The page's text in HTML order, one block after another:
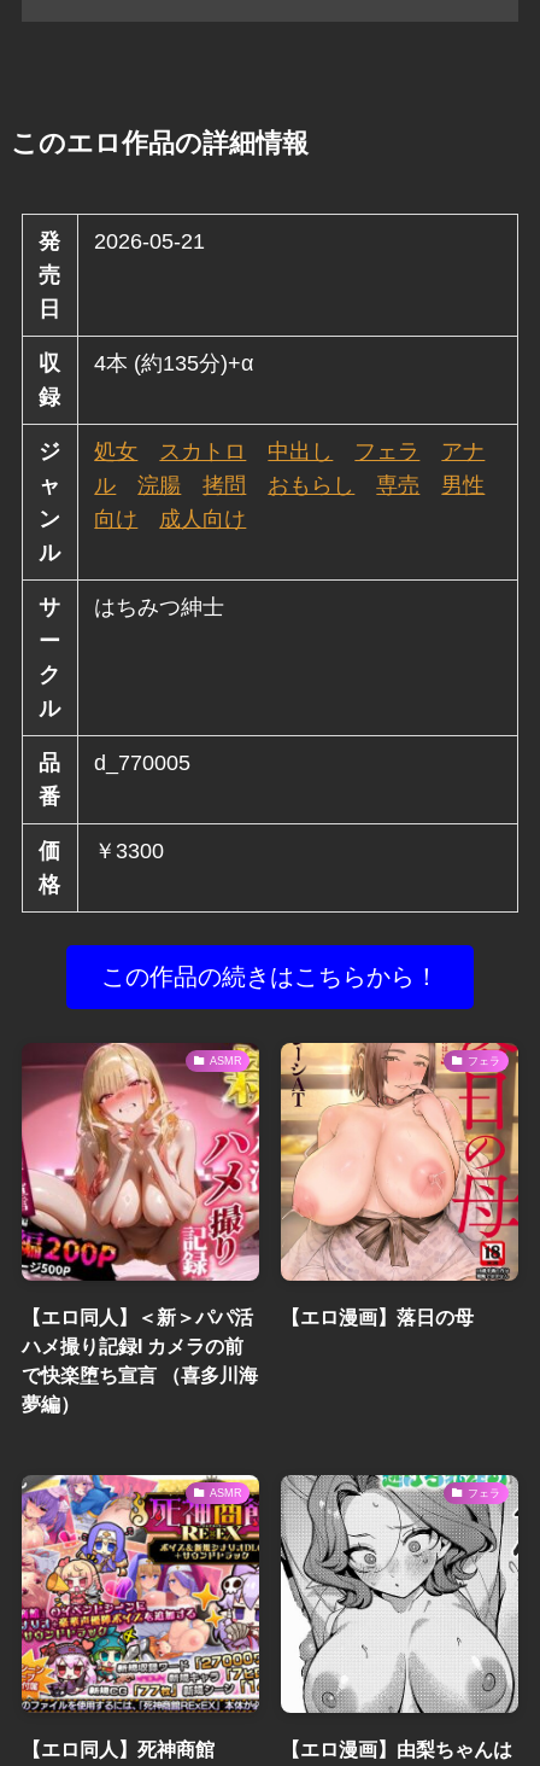
このエロ作品の詳細情報
発
売
日
2026-05-21
収
録
4本 (約135分)+α
ジ
ャ
ン
ル
処女 スカトロ 中出し フェラ
アナ
ル
浣腸 拷問 おもらし 専売
男性
向け
成人向け
サ
ー
ク
ル
はちみつ紳士
品
番
d_770005
価
格
￥3300
この作品の続きはこちらから！
ASMR
【エロ同人】＜新＞パパ活
ハメ撮り記録I カメラの前
で快楽堕ち宣言 （喜多川海
夢編）
フェラ
【エロ漫画】落日の母
ASMR
【エロ同人】死神商館
フェラ
【エロ漫画】由梨ちゃんは